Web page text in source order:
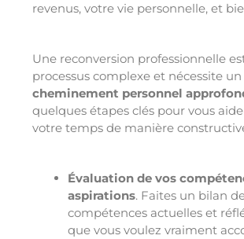
revenus, votre vie personnelle, et
Une reconversion professionnelle
processus complexe et nécessite un
cheminement personnel
quelques étapes clés pour vous
votre temps de manière
Évaluation de vos
aspirations. Faites un bilan
compétences actuelles et
que vous voulez vraiment